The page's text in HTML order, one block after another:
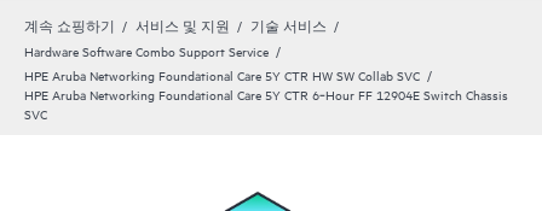
계속 쇼핑하기 서비스 및 지원
기술 서비스
Hardware Software Combo Support Service
HPE Aruba Networking Foundational Care 5Y CTR HW SW Collab SVC
HPE Aruba Networking Foundational Care 5Y CTR 6‑Hour FF 12904E Switch Chassis
SVC